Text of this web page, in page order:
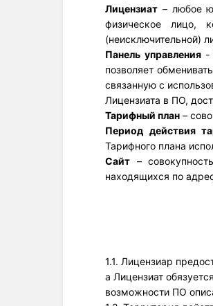
Лицензиат – любое
физическое лицо,
(неисключительной)
Панель управления -
позволяет
связанную с
Лицензиата в ПО,
Тарифный план –
Период действия
Тарифного плана
Сайт –
находящихся по
1.1. Лицензиар
а Лицензиат
возможности ПО